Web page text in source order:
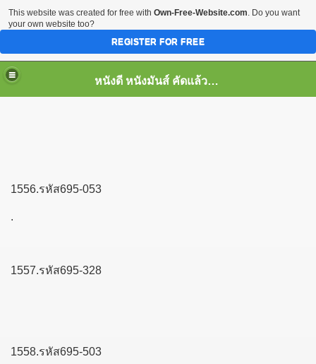
หนังดี หนังมันส์ คัดแล้ว เพื่อคุณ
1556.รหัส695-053
.
1557.รหัส695-328
1558.รหัส695-503
This website was created for free with Own-Free-Website.com. Do you want
your own website too?
REGISTER FOR FREE